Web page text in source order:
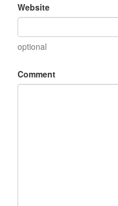
Website
optional
Comment